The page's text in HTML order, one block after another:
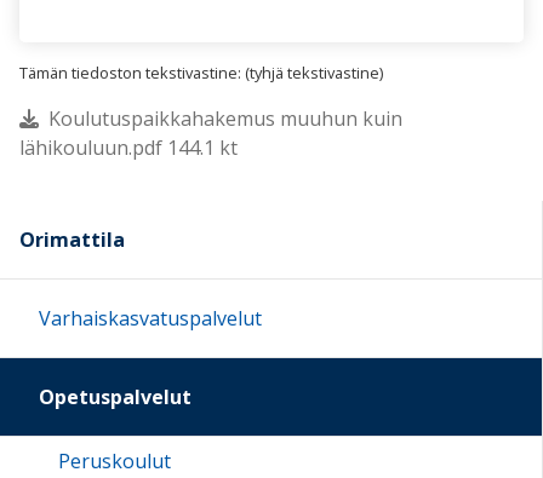
Tämän tiedoston tekstivastine: (tyhjä tekstivastine)
Koulutuspaikkahakemus muuhun kuin
lähikouluun.pdf 144.1 kt
Orimattila
Varhaiskasvatuspalvelut
Opetuspalvelut
Peruskoulut